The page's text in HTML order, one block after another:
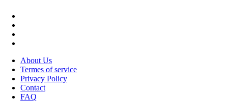
About Us
Termes of service
Privacy Policy
Contact
FAQ